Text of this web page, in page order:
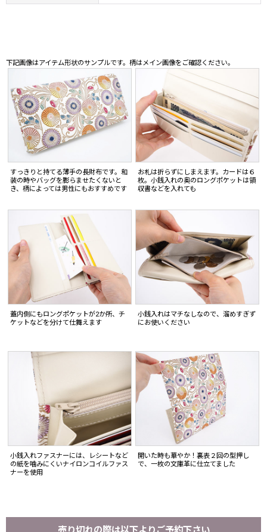
下記画像はアイテム形状のサンプルです。柄はメイン画像をご確認ください。
すっきりと持てる薄手の長財布です。和
装の時やバッグを膨らませたくないと
き、柄によっては男性にもおすすめです
お札は折らずにしまえます。カードは６
枚。小銭入れの奥のロングポケットは領
収書などを入れても
蓋内側にもロングポケットが2か所、チ
ケットなどを分けて仕舞えます
小銭入れはマチなしなので、溜めすぎず
にお使いください
小銭入れファスナーには、レシートなど
の紙を噛みにくいナイロンコイルファス
ナーを使用
開いた時も華やか！裏表２回の型押し
で、一枚の文庫革に仕立てました